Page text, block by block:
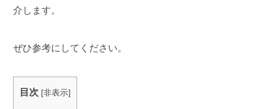
介します。
ぜひ参考にしてください。
目次 [非表示]